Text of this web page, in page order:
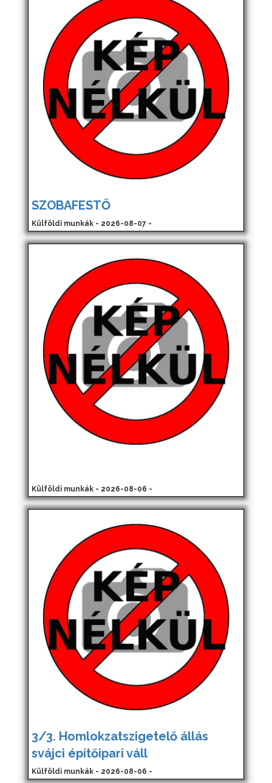
SZOBAFESTŐ
Külföldi munkák - 2026-08-07 -
Külföldi munkák - 2026-08-06 -
3/3. Homlokzatszigetelő állás
svájci építőipari váll
Külföldi munkák - 2026-08-06 -